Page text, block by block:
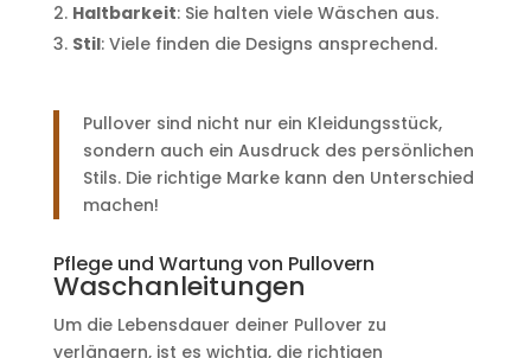
Haltbarkeit: Sie halten viele Wäschen aus.
Stil: Viele finden die Designs ansprechend.
Pullover sind nicht nur ein Kleidungsstück,
sondern auch ein Ausdruck des persönlichen
Stils. Die richtige Marke kann den Unterschied
machen!
Pflege und Wartung von Pullovern
Waschanleitungen
Um die Lebensdauer deiner Pullover zu
verlängern, ist es wichtig, die richtigen